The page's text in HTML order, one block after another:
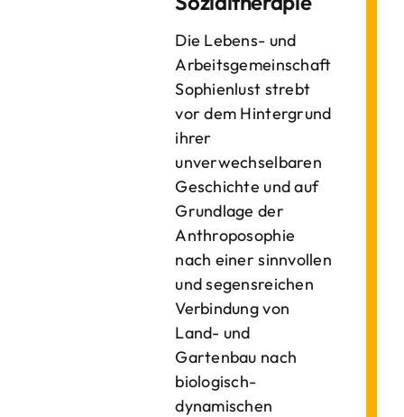
Die Lebens- und
Arbeitsgemeinschaft
Sophienlust strebt
vor dem Hintergrund
ihrer
unverwechselbaren
Geschichte und auf
Grundlage der
Anthroposophie
nach einer sinnvollen
und segensreichen
Verbindung von
Land- und
Gartenbau nach
biologisch-
dynamischen